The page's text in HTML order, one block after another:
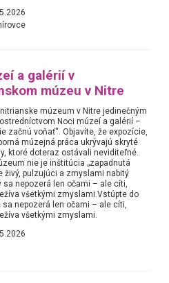
a galérií v
múzeu v Nitre
múzeum v Nitre jedinečným
Noci múzeí a galérií –
začnú voňať“. Objavíte, že expozície,
múzejná práca ukrývajú skryté
ktoré doteraz ostávali neviditeľné.
nie je inštitúcia „zapadnutá
živý, pulzujúci a zmyslami nabitý
sa nepozerá len očami – ale cíti,
všetkými zmyslami.Vstúpte do
sa nepozerá len očami – ale cíti,
všetkými zmyslami.